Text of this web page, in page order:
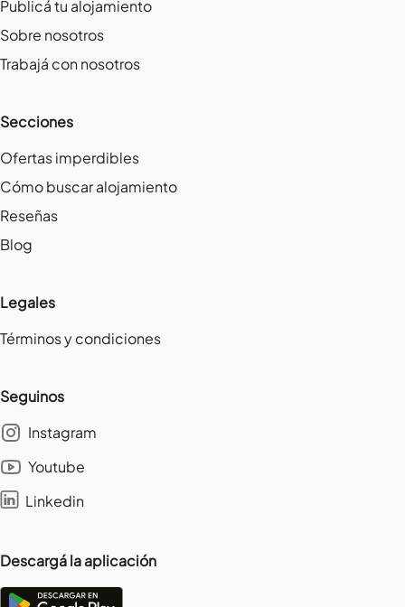
Publicá tu alojamiento
Sobre nosotros
Trabajá con nosotros
Secciones
Ofertas imperdibles
Cómo buscar alojamiento
Reseñas
Blog
Legales
Términos y condiciones
Seguinos
Instagram
Youtube
Linkedin
Descargá la aplicación